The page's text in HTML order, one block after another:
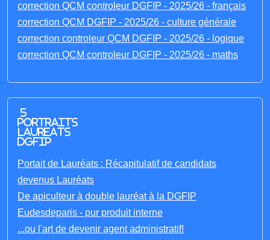
correction QCM controleur DGFIP - 2025/26 - français
correction QCM DGFIP - 2025/26 - culture générale
correction controleur QCM DGFIP - 2025/26 - logique
correction QCM controleur DGFIP - 2025/26 - maths
5
portraits
laureats
DGFIP
Portait de Lauréats : Récapitulatif de candidats
devenus Lauréats
De apiculteur à double lauréat à la DGFIP
Eudesdeparis - pur produit interne
...ou l'art de devenir agent administratif!